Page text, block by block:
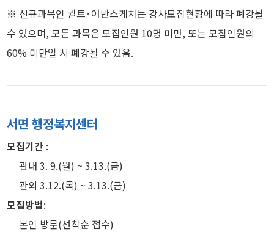
※ 신규과목인 퀼트·어반스케치는 강사모집현황에 따라 폐강될
수 있으며, 모든 과목은 모집인원 10명 미만, 또는 모집인원의
60% 미만일 시 폐강될 수 있음.
서면 행정복지센터
모집기간 :
관내 3. 9.(월) ~ 3.13.(금)
관외 3.12.(목) ~ 3.13.(금)
모집방법:
본인 방문(선착순 접수)